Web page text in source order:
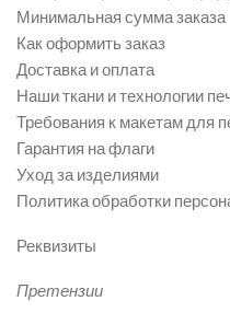
Минимальная сумма заказа
Как оформить заказ
Доставка и оплата
Наши ткани и технологии
Требования к макетам для
Гарантия на флаги
Уход за изделиями
Политика обработки
Реквизиты
Претензии